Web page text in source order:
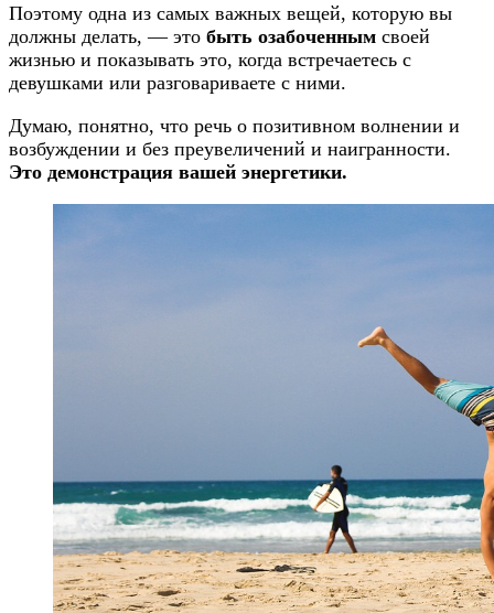
Поэтому одна из самых важных вещей, которую вы
должны делать, — это быть озабоченным своей
жизнью и показывать это, когда встречаетесь с
девушками или разговариваете с ними.
Думаю, понятно, что речь о позитивном волнении и
возбуждении и без преувеличений и наигранности.
Это демонстрация вашей энергетики.